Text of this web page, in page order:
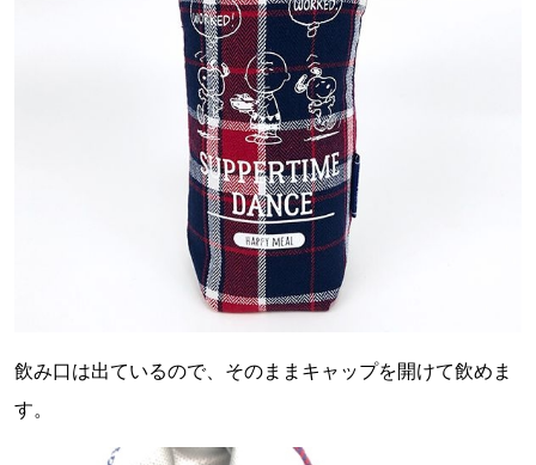
飲み口は出ているので、そのままキャップを開けて飲めま
す。